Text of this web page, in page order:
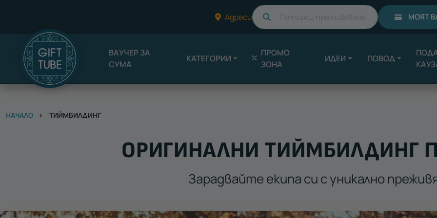
Адреси Търси МОЯТ
ВАУЧЕР ЗА
СУМА
КАТЕГОРИИ
ПРОМО
ЗОНА
ИДЕИ ПОВОД
НАЧАЛО ТИЙМБИЛДИНГ
ОРИГИНАЛНИ ТИЙМБИЛДИНГ
Зарадвайте екипа си с уникално